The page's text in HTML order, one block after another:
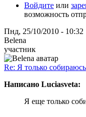
Войдите или
возможность
Пнд, 25/10/2010 - 10:32
Belena
участник
Re: Я только
Написано Luciasveta:
Я еще только